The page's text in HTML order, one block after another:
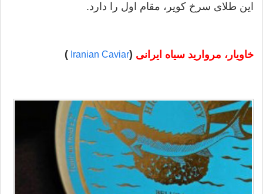
این طلای سرخ کویر، مقام اول را دارد.
خاویار، مروارید سیاه ایرانی (
Iranian Caviar
)